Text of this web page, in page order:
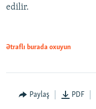
edilir.
Ətraflı burada oxuyun
Paylaş PDF